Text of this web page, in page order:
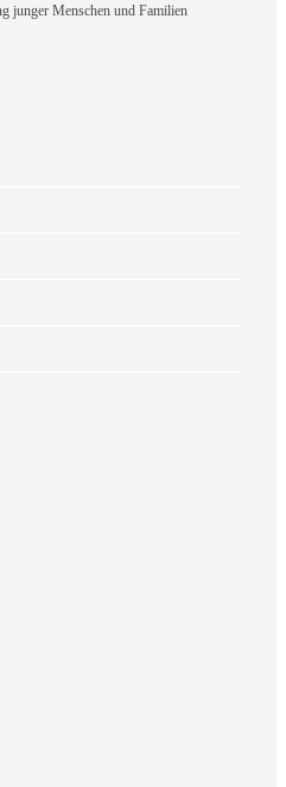
junger Menschen und Familien